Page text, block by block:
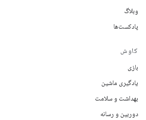
وبلاگ
پادکست‌ها
کاوش
بازی
یادگیری ماشین
بهداشت و سلامت
دوربین و رسانه